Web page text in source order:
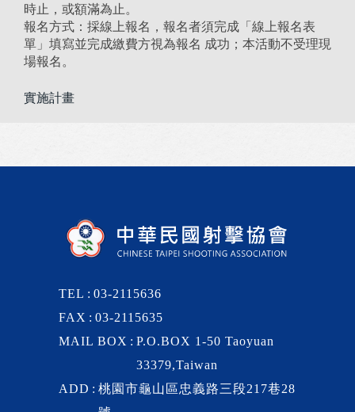
時止，或額滿為止。
報名方式：採線上報名，報名者須完成「線上報名表
單」填寫並完成繳費方視為報名 成功；本活動不受理現
場報名。
實施計畫
TEL
03-2115636
FAX
03-2115635
MAIL BOX
P.O.BOX 1-50 Taoyuan
33379,Taiwan
ADD
桃園市龜山區忠義路三段217巷28